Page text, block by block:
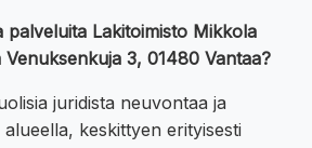
palveluita Lakitoimisto Mikkola
3, 01480 Vantaa?
juridista neuvontaa ja
keskittyen erityisesti